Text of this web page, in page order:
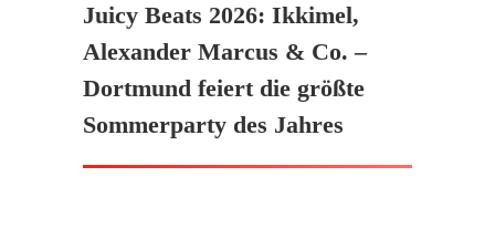
Juicy Beats 2026: Ikkimel,
Alexander Marcus & Co. –
Dortmund feiert die größte
Sommerparty des Jahres